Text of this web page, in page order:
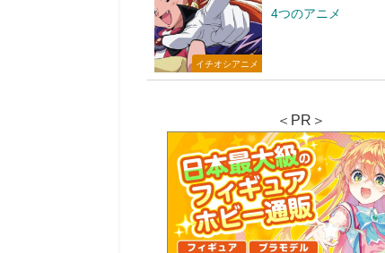
イチオシアニメ
4つのアニメ
＜PR＞